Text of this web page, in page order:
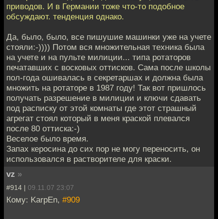
приводов. И в Германии тоже что-то подобное
обсуждают. тенденция однако.
Да, было, было, все пишушие машинки уже на учете
стояли:-)))) Потом вся множительная техника была
на учете и на пульте милиции... типа ротаторов
печатавших с восковых оттисков. Сама после школы
пол-года ошивалась в секретаршах и должна была
множить на ротаторе в 1987 году! Так вот пришлось
получать разрешение в милиции и ключи сдавать
под расписку от этой комнаты где этот страшный
агрегат стоял который в меня краской плевался
после 80 оттиска:-)
Веселое было время.
Запах керосина до сих пор не могу переносить, он
использовался в растворителе для краски.
vz »
#914 | 09.11.07 23:07
Кому: KarpEn, #909